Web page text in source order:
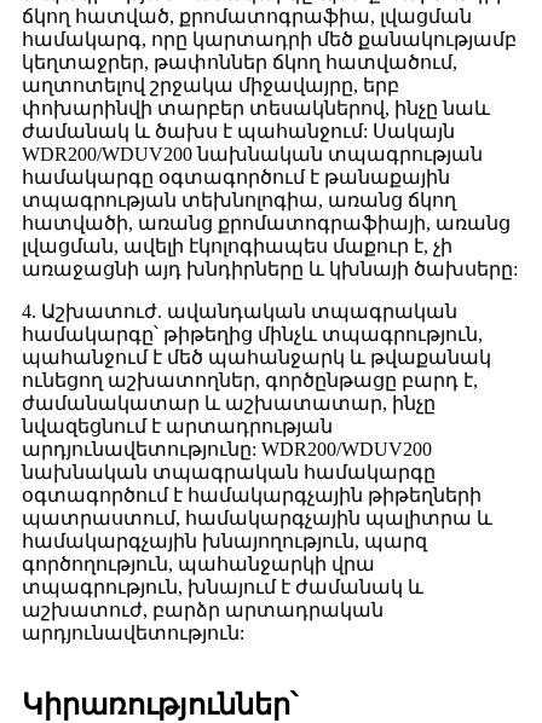
ճկող հատված, քրոմատոգրաֆիա, լվացման
համակարգ, որը կարտադրի մեծ քանակությամբ
կեղտաջրեր, թափոններ ճկող հատվածում,
աղտոտելով շրջակա միջավայրը, երբ
փոխարինվի տարբեր տեսակներով, ինչը նաև
ժամանակ և ծախս է պահանջում: Սակայն
WDR200/WDUV200 նախնական տպագրության
համակարգը օգտագործում է թանաքային
տպագրության տեխնոլոգիա, առանց ճկող
հատվածի, առանց քրոմատոգրաֆիայի, առանց
լվացման, ավելի էկոլոգիապես մաքուր է, չի
առաջացնի այդ խնդիրները և կխնայի ծախսերը:
4. Աշխատուժ. ավանդական տպագրական
համակարգը՝ թիթեղից մինչև տպագրություն,
պահանջում է մեծ պահանջարկ և թվաքանակ
ունեցող աշխատողներ, գործընթացը բարդ է,
ժամանակատար և աշխատատար, ինչը
նվազեցնում է արտադրության
արդյունավետությունը: WDR200/WDUV200
նախնական տպագրական համակարգը
օգտագործում է համակարգչային թիթեղների
պատրաստում, համակարգչային պալիտրա և
համակարգչային խնայողություն, պարզ
գործողություն, պահանջարկի վրա
տպագրություն, խնայում է ժամանակ և
աշխատուժ, բարձր արտադրական
արդյունավետություն:
Կիրառություններ՝